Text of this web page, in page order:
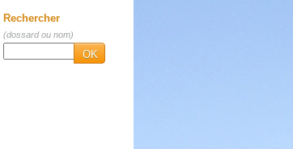
Rechercher
(dossard ou nom)
OK